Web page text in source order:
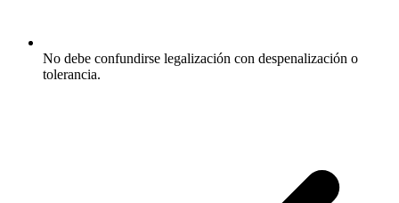
No debe confundirse legalización con despenalización o
tolerancia.